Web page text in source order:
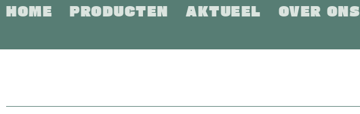
HOME PRODUCTEN AKTUEEL OVER ONS